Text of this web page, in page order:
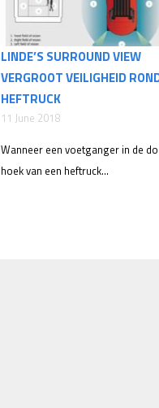
LINDE’S SURROUND VIEW
VERGROOT VEILIGHEID
HEFTRUCK
11 June 2018
Wanneer een voetganger in de
hoek van een heftruck...